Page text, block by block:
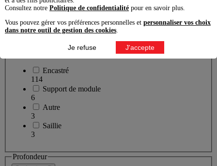
Horizontal
Encastré
114
Support de module
6
Autre
3
Saillie
3
Profondeur
Consultez notre Politique de confidentialité pour en savoir plus.
Vous pouvez gérer vos préférences personnelles et personnaliser vos choix
dans notre outil de gestion des cookies
Je refuse J'accepte